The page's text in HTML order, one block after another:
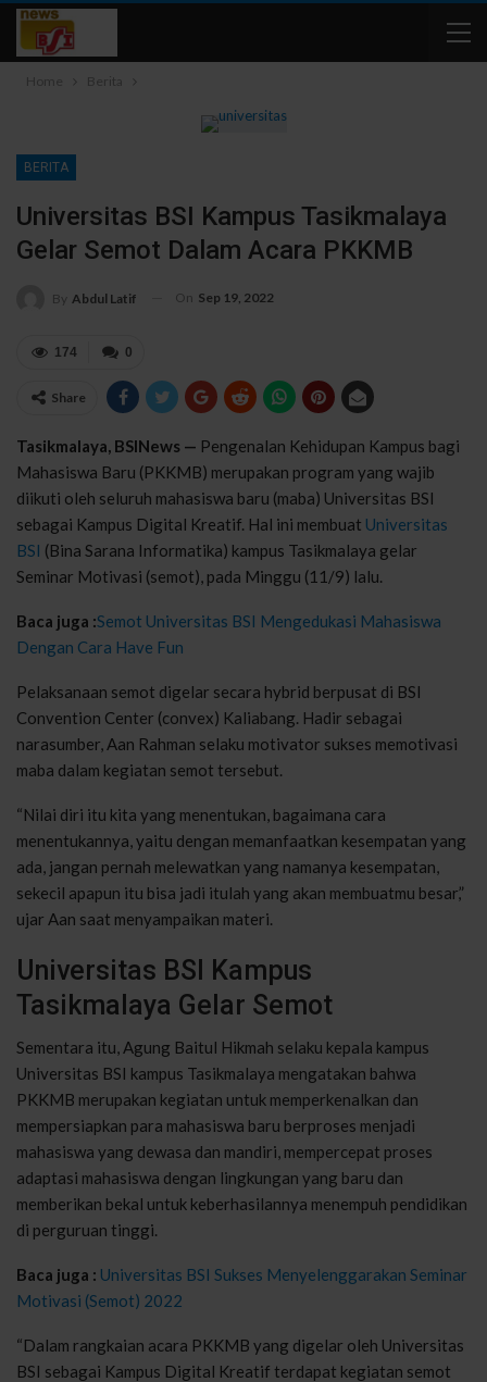
Home Berita
BERITA
Universitas BSI Kampus Tasikmalaya
Gelar Semot Dalam Acara PKKMB
By Abdul Latif On Sep 19, 2022
0
174
Share
Tasikmalaya, BSINews — Pengenalan Kehidupan Kampus bagi
Mahasiswa Baru (PKKMB) merupakan program yang wajib
diikuti oleh seluruh mahasiswa baru (maba) Universitas BSI
sebagai Kampus Digital Kreatif. Hal ini membuat Universitas
BSI (Bina Sarana Informatika) kampus Tasikmalaya gelar
Seminar Motivasi (semot), pada Minggu (11/9) lalu.
Baca juga :Semot Universitas BSI Mengedukasi Mahasiswa
Dengan Cara Have Fun
Pelaksanaan semot digelar secara hybrid berpusat di BSI
Convention Center (convex) Kaliabang. Hadir sebagai
narasumber, Aan Rahman selaku motivator sukses memotivasi
maba dalam kegiatan semot tersebut.
“Nilai diri itu kita yang menentukan, bagaimana cara
menentukannya, yaitu dengan memanfaatkan kesempatan yang
ada, jangan pernah melewatkan yang namanya kesempatan,
sekecil apapun itu bisa jadi itulah yang akan membuatmu besar,”
ujar Aan saat menyampaikan materi.
Universitas BSI Kampus
Tasikmalaya Gelar Semot
Sementara itu, Agung Baitul Hikmah selaku kepala kampus
Universitas BSI kampus Tasikmalaya mengatakan bahwa
PKKMB merupakan kegiatan untuk memperkenalkan dan
mempersiapkan para mahasiswa baru berproses menjadi
mahasiswa yang dewasa dan mandiri, mempercepat proses
adaptasi mahasiswa dengan lingkungan yang baru dan
memberikan bekal untuk keberhasilannya menempuh pendidikan
di perguruan tinggi.
Baca juga : Universitas BSI Sukses Menyelenggarakan Seminar
Motivasi (Semot) 2022
“Dalam rangkaian acara PKKMB yang digelar oleh Universitas
BSI sebagai Kampus Digital Kreatif terdapat kegiatan semot